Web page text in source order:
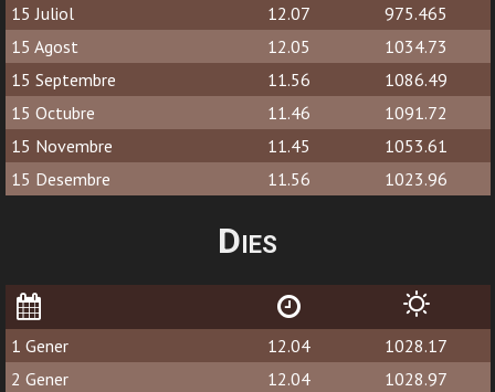
15 Juliol
12.07
975.465
15 Agost
12.05
1034.73
15 Septembre
11.56
1086.49
15 Octubre
11.46
1091.72
15 Novembre
11.45
1053.61
15 Desembre
11.56 1023.96
Dies
1 Gener 12.04
1028.17
2 Gener
12.04
1028.97